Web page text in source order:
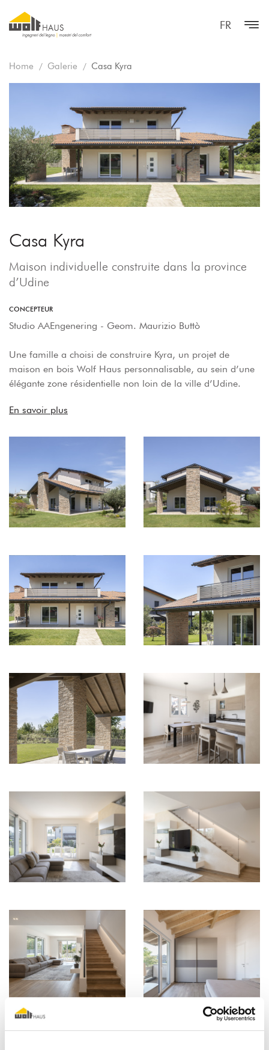
FR
Home Galerie Casa Kyra
Casa Kyra
Maison individuelle construite dans la province
d’Udine
CONCEPTEUR
Studio AAEngenering - Geom. Maurizio Buttò
Une famille a choisi de construire Kyra, un projet de
maison en bois Wolf Haus personnalisable, au sein d’une
élégante zone résidentielle non loin de la ville d’Udine.
En savoir plus